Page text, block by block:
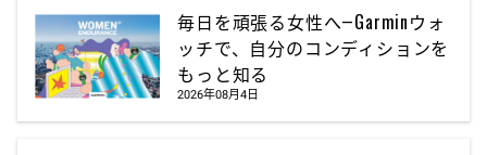
毎日を頑張る女性へ―Garminウォ
ッチで、自分のコンディションを
もっと知る
2026年08月4日